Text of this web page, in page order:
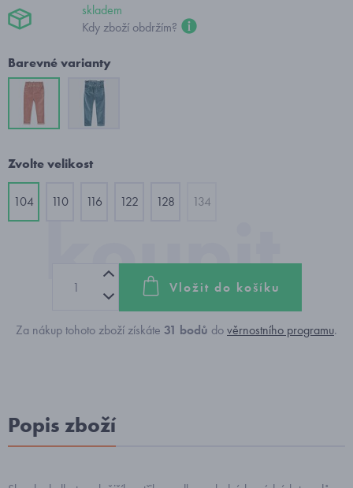
skladem
Kdy zboží obdržím?
Barevné varianty
Zvolte velikost
104 110 116 122 128 134
Vložit do košíku
Za nákup tohoto zboží získáte 31 bodů dověrnostního programu.
Popis zboží